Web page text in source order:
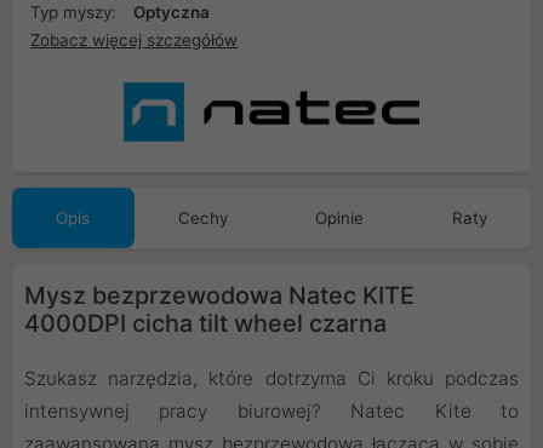
Typ myszy:
Optyczna
Zobacz więcej szczegółów
Opis Cechy Opinie Raty
Mysz bezprzewodowa Natec KITE
4000DPI cicha tilt wheel czarna
Szukasz narzędzia, które dotrzyma Ci kroku podczas
intensywnej pracy biurowej? Natec Kite to